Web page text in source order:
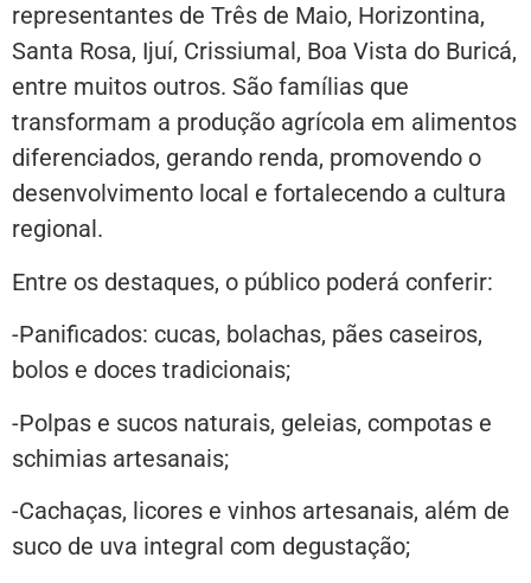
representantes de Três de Maio, Horizontina,
Santa Rosa, Ijuí, Crissiumal, Boa Vista do Buricá,
entre muitos outros. São famílias que
transformam a produção agrícola em alimentos
diferenciados, gerando renda, promovendo o
desenvolvimento local e fortalecendo a cultura
regional.
Entre os destaques, o público poderá conferir:
-Panificados: cucas, bolachas, pães caseiros,
bolos e doces tradicionais;
-Polpas e sucos naturais, geleias, compotas e
schimias artesanais;
-Cachaças, licores e vinhos artesanais, além de
suco de uva integral com degustação;